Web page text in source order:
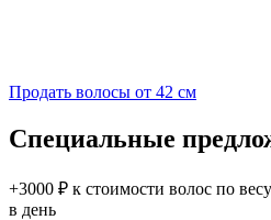
Продать волосы от 42 см
Специальные
+3000 ₽ к стоимости волос по
в день